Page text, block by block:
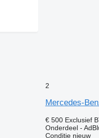
2
Mercedes-
€ 500 Exclusief
Onderdeel -
Conditienieuw